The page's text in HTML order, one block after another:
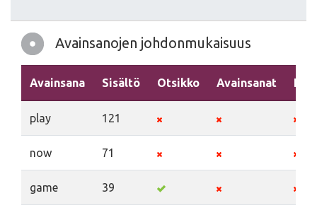
Avainsanojen johdonmukaisuus
Avainsana Sisältö Otsikko Avainsanat
play 121
now 71
game 39